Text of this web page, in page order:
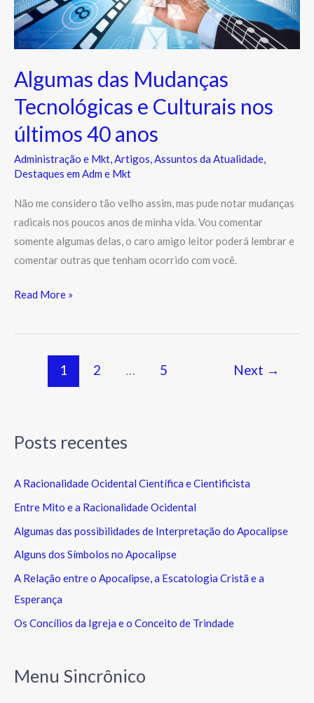
Algumas das Mudanças
Tecnológicas e Culturais nos
últimos 40 anos
Administração e Mkt,Artigos,Assuntos da Atualidade,
Destaques em Adm e Mkt
Não me considero tão velho assim, mas pude notar mudanças
radicais nos poucos anos de minha vida. Vou comentar
somente algumas delas, o caro amigo leitor poderá lembrar e
comentar outras que tenham ocorrido com você.
nos
últimos
40
Read More »
1 2 … 5 Next →
Posts recentes
A Racionalidade Ocidental Científica e Cientificista
Entre Mito e a Racionalidade Ocidental
Algumas das possibilidades de Interpretação do Apocalipse
Alguns dos Símbolos no Apocalipse
A Relação entre o Apocalipse, a Escatologia Cristã e a
Esperança
Os Concílios da Igreja e o Conceito de Trindade
Menu Sincrônico